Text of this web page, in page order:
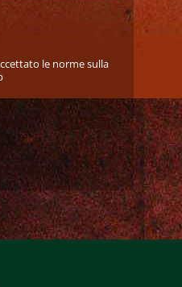
le norme sulla